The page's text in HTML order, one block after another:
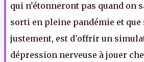
qui n'étonneront pas quand on
sorti en pleine pandémie et que
justement, est d'offrir un
dépression nerveuse à jouer